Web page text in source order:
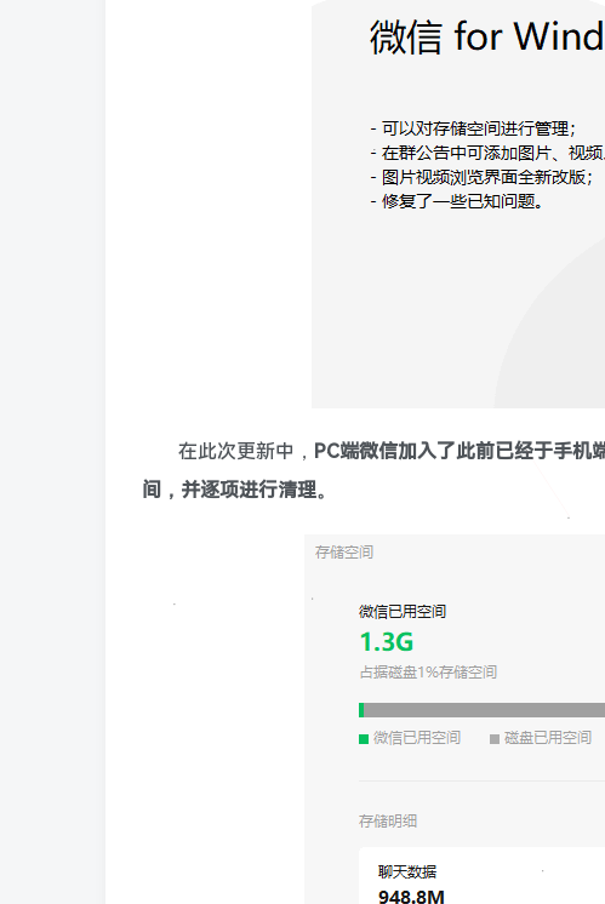
在此次更新中， PC端微信加入了此前已经于手机
间，并逐项进行清理。